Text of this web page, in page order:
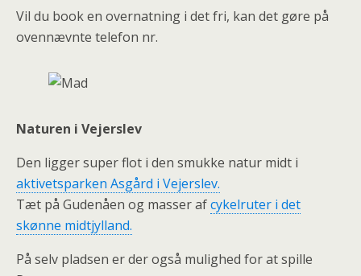
Vil du book en overnatning i det fri, kan det gøre på
ovennævnte telefon nr.
Naturen i Vejerslev
Den ligger super flot i den smukke natur midt i
aktivetsparken Asgård i Vejerslev.
Tæt på Gudenåen og masser afcykelruter i det
skønne midtjylland.
På selv pladsen er der også mulighed for at spille